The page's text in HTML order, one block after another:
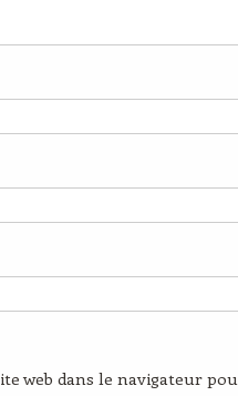
web dans le navigateur